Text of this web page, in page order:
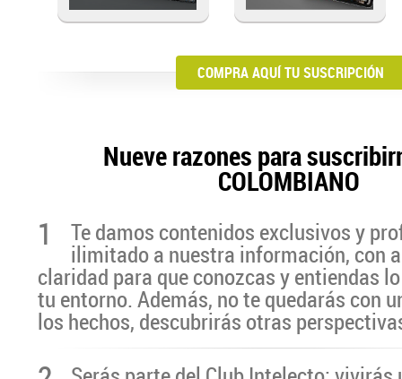
COMPRA AQUÍ TU SUSCRIPCIÓN
Nueve razones para
COLOMBIANO
1 Te damos contenidos exclusivos y
ilimitado a nuestra información, con
claridad para que conozcas y entiendas
tu entorno. Además, no te quedarás con
los hechos, descubrirás otras